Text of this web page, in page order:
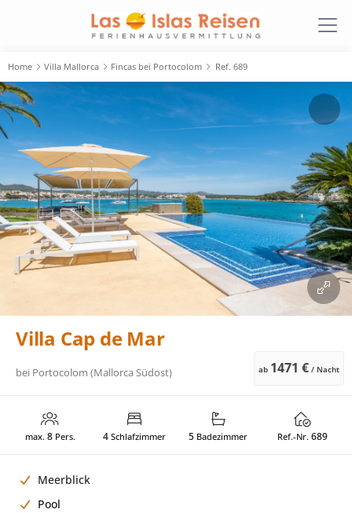
Home Villa Mallorca Fincas bei Portocolom Ref. 689
Villa Cap de Mar
bei Portocolom (Mallorca Südost) ab 1471 € / Nacht
max. 8Pers. 4Schlafzimmer 5 Badezimmer Ref.-Nr. 689
Meerblick
Pool